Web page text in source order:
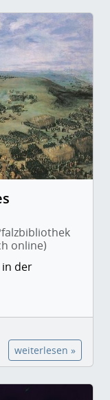
online)
der
weiterlesen »